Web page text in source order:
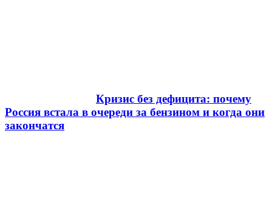
Кризис без дефицита: почему
Россия встала в очереди за бензином и когда они
закончатся